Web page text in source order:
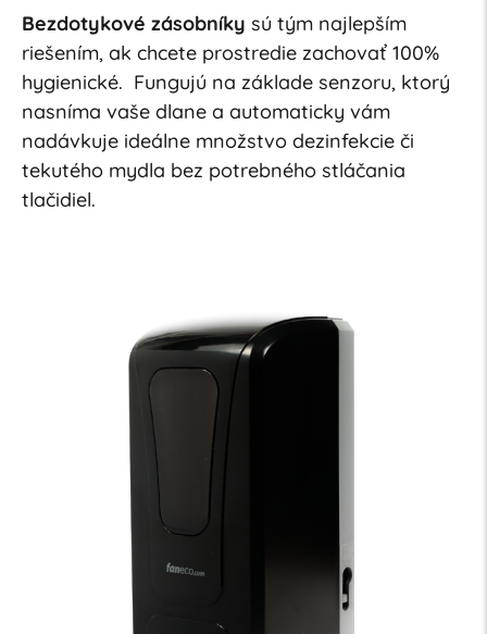
Bezdotykové zásobníky sú tým najlepším
riešením, ak chcete prostredie zachovať 100%
hygienické. Fungujú na základe senzoru, ktorý
nasníma vaše dlane a automaticky vám
nadávkuje ideálne množstvo dezinfekcie či
tekutého mydla bez potrebného stláčania
tlačidiel.